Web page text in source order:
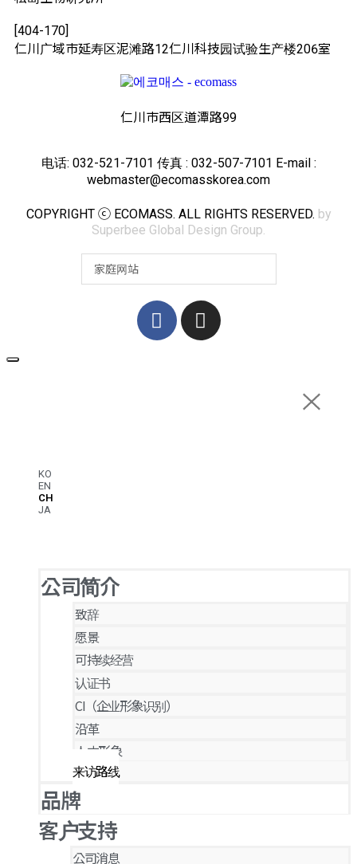
[404-170]
仁川广域市延寿区泥滩路12仁川科技园试验生产楼206室
仁川市西区道潭路99
电话: 032-521-7101 传真 : 032-507-7101 E-mail :
webmaster@ecomasskorea.com
COPYRIGHT ⓒ ECOMASS. ALL RIGHTS RESERVED. by
Superbee Global Design Group.
KO
EN
CH
JA
公司简介
致辞
愿景
可持续经营
认证书
CI（企业形象识别）
沿革
人才形象
来访路线
品牌
客户支持
公司消息